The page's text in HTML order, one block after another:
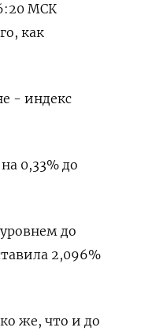
МСК
как
- индекс
0,33% до
до
2,096%
же, что и до